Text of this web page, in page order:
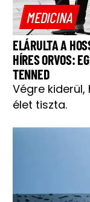
MEDICINA
ELÁRULTA A
HÍRES ORVOS:
TENNED
Végre
élet tiszta.